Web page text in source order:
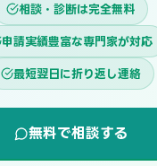
相談・診断は完全無料
申請実績豊富な専門家が対応
最短翌日に折り返し連絡
無料で相談する